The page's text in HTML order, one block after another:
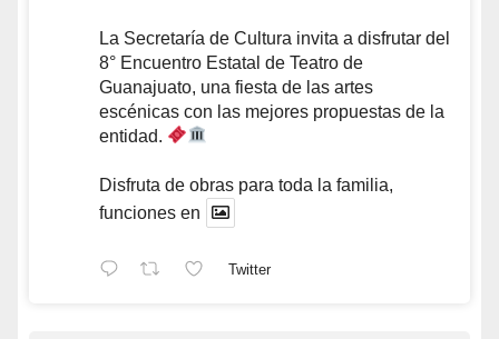
La Secretaría de Cultura invita a disfrutar del
8° Encuentro Estatal de Teatro de
Guanajuato, una fiesta de las artes
escénicas con las mejores propuestas de la
entidad.
Disfruta de obras para toda la familia,
funciones en
Twitter